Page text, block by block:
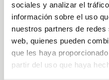
sociales y analizar el
información sobre el uso
nuestros partners de
web, quienes pueden
que les haya
partir del uso que haya